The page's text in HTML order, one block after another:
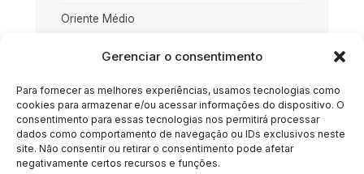
Gerenciar o consentimento
Para fornecer as melhores experiências, usamos tecnologias como
cookies para armazenar e/ou acessar informações do dispositivo. O
consentimento para essas tecnologias nos permitirá processar
dados como comportamento de navegação ou IDs exclusivos neste
site. Não consentir ou retirar o consentimento pode afetar
negativamente certos recursos e funções.
Oriente Médio
Rússia
Sociedade
Uncategorized